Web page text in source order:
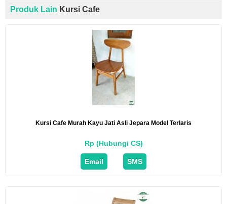
Produk Lain Kursi Cafe
Kursi Cafe Murah Kayu Jati Asli Jepara Model Terlaris
Rp (Hubungi CS)
Email SMS